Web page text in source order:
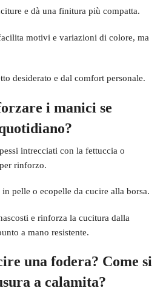
e dà una finitura più compatta.
motivi e variazioni di colore, ma
desiderato e dal comfort personale.
i manici se
intrecciati con la fettuccia o
rinforzo.
pelle o ecopelle da cucire alla borsa.
e rinforza la cucitura dalla
a mano resistente.
una fodera? Come si
a calamita?